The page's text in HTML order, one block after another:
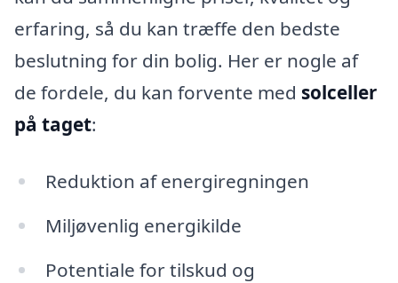
erfaring, så du kan træffe den bedste
beslutning for din bolig. Her er nogle af
de fordele, du kan forvente med solceller
på taget:
Reduktion af energiregningen
Miljøvenlig energikilde
Potentiale for tilskud og